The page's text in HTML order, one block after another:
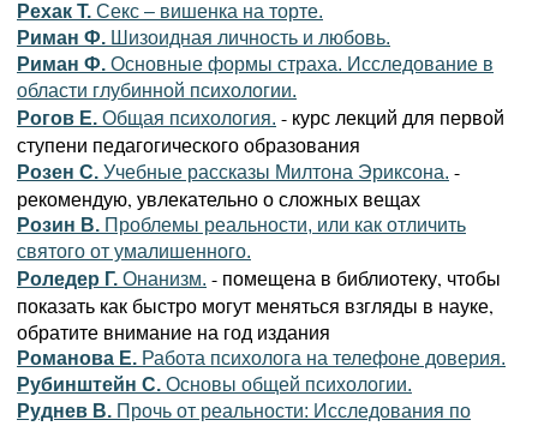
Рехак Т. Секс – вишенка на торте.
Риман Ф. Шизоидная личность и любовь.
Риман Ф. Основные формы страха. Исследование в
области глубинной психологии.
Рогов Е. Общая психология. - курс лекций для первой
ступени педагогического образования
Розен С. Учебные рассказы Милтона Эриксона. -
рекомендую, увлекательно о сложных вещах
Розин В. Проблемы реальности, или как отличить
святого от умалишенного.
Роледер Г. Онанизм. - помещена в библиотеку, чтобы
показать как быстро могут меняться взгляды в науке,
обратите внимание на год издания
Романова Е. Работа психолога на телефоне доверия.
Рубинштейн С. Основы общей психологии.
Руднев В. Прочь от реальности: Исследования по